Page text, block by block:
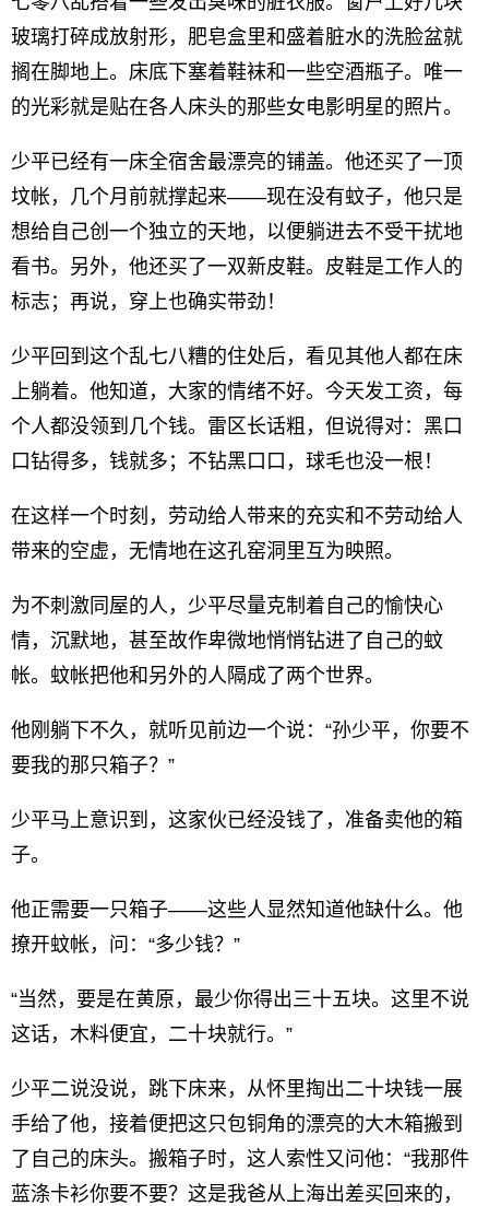
玻璃打碎成放射形，肥皂盒里和盛着脏水的洗脸盆就
搁在脚地上。床底下塞着鞋袜和一些空酒瓶子。唯一
的光彩就是贴在各人床头的那些女电影明星的照片。
少平已经有一床全宿舍最漂亮的铺盖。他还买了一顶
坟帐，几个月前就撑起来——现在没有蚊子，他只是
想给自己创一个独立的天地，以便躺进去不受干扰地
看书。另外，他还买了一双新皮鞋。皮鞋是工作人的
标志；再说，穿上也确实带劲！
少平回到这个乱七八糟的住处后，看见其他人都在床
上躺着。他知道，大家的情绪不好。今天发工资，每
个人都没领到几个钱。雷区长话粗，但说得对：黑口
口钻得多，钱就多；不钻黑口口，球毛也没一根！
在这样一个时刻，劳动给人带来的充实和不劳动给人
带来的空虚，无情地在这孔窑洞里互为映照。
为不刺激同屋的人，少平尽量克制着自己的愉快心
情，沉默地，甚至故作卑微地悄悄钻进了自己的蚊
帐。蚊帐把他和另外的人隔成了两个世界。
他刚躺下不久，就听见前边一个说：“孙少平，你要不
要我的那只箱子？”
少平马上意识到，这家伙已经没钱了，准备卖他的箱
子。
他正需要一只箱子——这些人显然知道他缺什么。他
撩开蚊帐，问：“多少钱？”
“当然，要是在黄原，最少你得出三十五块。这里不说
这话，木料便宜，二十块就行。”
少平二说没说，跳下床来，从怀里掏出二十块钱一展
手给了他，接着便把这只包铜角的漂亮的大木箱搬到
了自己的床头。搬箱子时，这人索性又问他：“我那件
蓝涤卡衫你要不要？这是我爸从上海出差买回来的，